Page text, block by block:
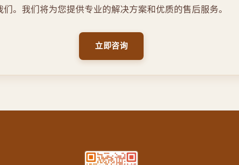
们。我们将为您提供专业的解决方案和优质的售后服务。
立即咨询